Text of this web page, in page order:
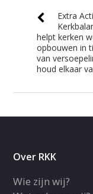
Extra
helpt kerken
opbouwen in
van
houd elkaar
Over RKK
Wie zijn wij?